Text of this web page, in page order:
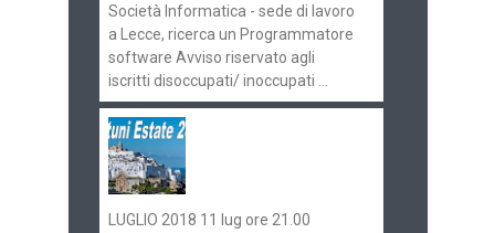
Società Informatica - sede di lavoro
a Lecce, ricerca un Programmatore
software Avviso riservato agli
iscritti disoccupati/ inoccupati ...
LUGLIO 2018 11 lug ore 21.00